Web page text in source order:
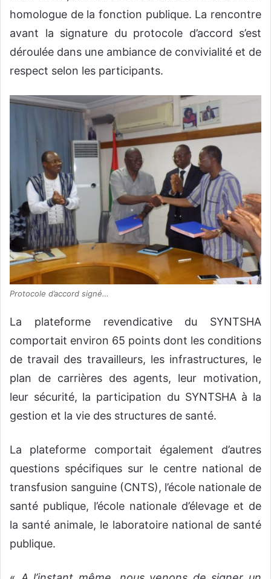
homologue de la fonction publique. La rencontre
avant la signature du protocole d’accord s’est
déroulée dans une ambiance de convivialité et de
respect selon les participants.
Protocole d’accord signé…
La plateforme revendicative du SYNTSHA
comportait environ 65 points dont les conditions
de travail des travailleurs, les infrastructures, le
plan de carrières des agents, leur motivation,
leur sécurité, la participation du SYNTSHA à la
gestion et la vie des structures de santé.
La plateforme comportait également d’autres
questions spécifiques sur le centre national de
transfusion sanguine (CNTS), l’école nationale de
santé publique, l’école nationale d’élevage et de
la santé animale, le laboratoire national de santé
publique.